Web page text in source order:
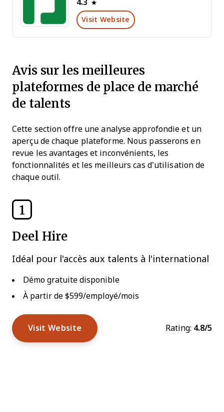
4.3
Visit Website
Avis sur les meilleures
plateformes de place de marché
de talents
Cette section offre une analyse approfondie et un
aperçu de chaque plateforme. Nous passerons en
revue les avantages et inconvénients, les
fonctionnalités et les meilleurs cas d’utilisation de
chaque outil.
1
Deel Hire
Idéal pour l'accès aux talents à l'international
Démo gratuite disponible
À partir de $599/employé/mois
Visit Website Rating: 4.8/5